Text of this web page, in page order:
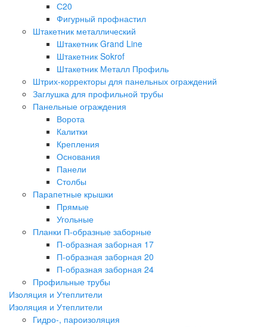
С20
Фигурный профнастил
Штакетник металлический
Штакетник Grand Line
Штакетник Sokrof
Штакетник Металл Профиль
Штрих-корректоры для панельных ограждений
Заглушка для профильной трубы
Панельные ограждения
Ворота
Калитки
Крепления
Основания
Панели
Столбы
Парапетные крышки
Прямые
Угольные
Планки П-образные заборные
П-образная заборная 17
П-образная заборная 20
П-образная заборная 24
Профильные трубы
Изоляция и Утеплители
Изоляция и Утеплители
Гидро-, пароизоляция